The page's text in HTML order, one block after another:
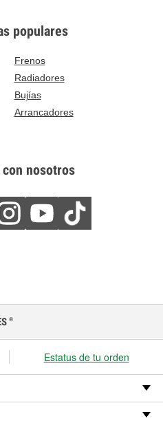
populares
Frenos
Radiadores
Bujías
Arrancadores
nosotros
®
Estatus de tu orden